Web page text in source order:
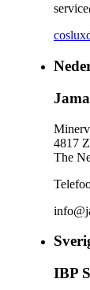
4817
The
IBP